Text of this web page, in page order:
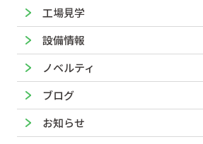
工場見学
設備情報
ノベルティ
ブログ
お知らせ